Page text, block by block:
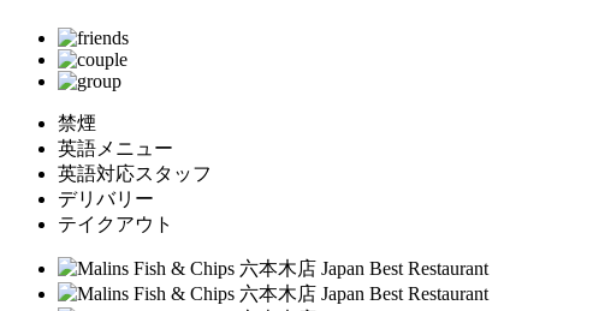
禁煙
英語メニュー
英語対応スタッフ
デリバリー
テイクアウト